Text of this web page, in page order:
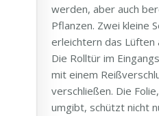
werden, aber auch
Pflanzen. Zwei kleine
erleichtern das Lüften
Die Rolltür im
mit einem
verschließen. Die
umgibt, schützt nicht